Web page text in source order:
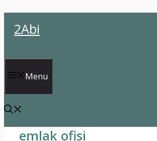
atla2Abi
Menu
emlak ofisi